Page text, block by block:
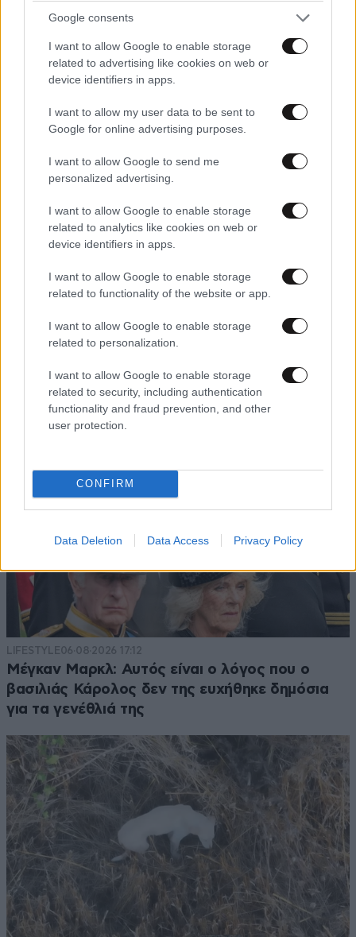
Google consents
I want to allow Google to enable storage
related to advertising like cookies on web or
device identifiers in apps.
I want to allow my user data to be sent to
Google for online advertising purposes.
I want to allow Google to send me
personalized advertising.
I want to allow Google to enable storage
related to analytics like cookies on web or
device identifiers in apps.
I want to allow Google to enable storage
related to functionality of the website or app.
I want to allow Google to enable storage
related to personalization.
I want to allow Google to enable storage
related to security, including authentication
functionality and fraud prevention, and other
user protection.
CONFIRM
Data Deletion Data Access Privacy Policy
ποτέ – Ναι, έχω πατήσει φρένο»
LIFESTYLE06·08·2026 17:12
Μέγκαν Μαρκλ: Αυτός είναι ο λόγος που ο
βασιλιάς Κάρολος δεν της ευχήθηκε δημόσια
για τα γενέθλιά της